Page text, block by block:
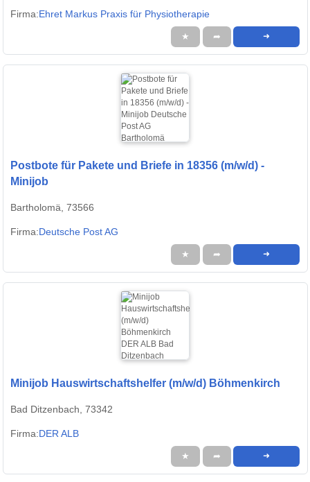
Firma:Ehret Markus Praxis für Physiotherapie
★ ➦ ➜
Postbote für Pakete und Briefe in 18356 (m/w/d) -
Minijob
Bartholomä, 73566
Firma:Deutsche Post AG
★ ➦ ➜
Minijob Hauswirtschaftshelfer (m/w/d) Böhmenkirch
Bad Ditzenbach, 73342
Firma:DER ALB
★ ➦ ➜